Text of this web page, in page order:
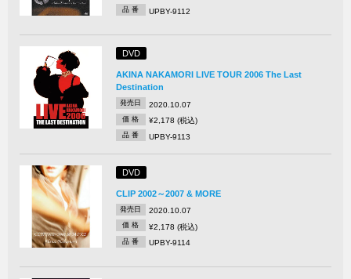
品 番 UPBY-9112
DVD
AKINA NAKAMORI LIVE TOUR 2006 The Last
Destination
発売日 2020.10.07
価 格 ¥2,178 (税込)
品 番 UPBY-9113
DVD
CLIP 2002～2007 & MORE
発売日 2020.10.07
価 格 ¥2,178 (税込)
品 番 UPBY-9114